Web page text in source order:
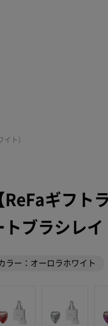
ト）
ReFaギフト
トブラシレ
ラー：オーロラホワイト